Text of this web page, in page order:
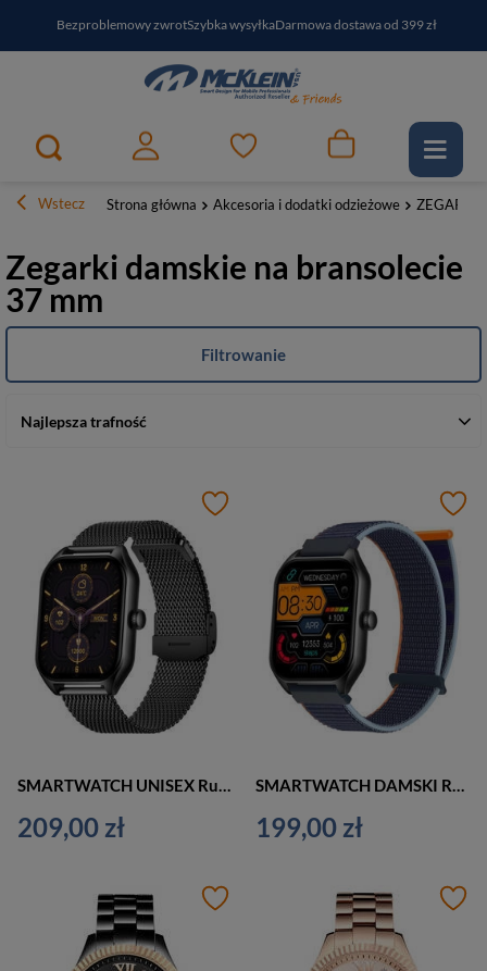
Bezproblemowy zwrotSzybka wysyłkaDarmowa dostawa od 399 zł
PayPo - kup i zapłać za30 dniZapisz się do newslettera i odbierz RABAT
Wstecz Strona główna Akcesoria i dodatki odzieżowe ZEGARKI
Zegarki damskie na bransolecie
37 mm
Najlepsza trafność
Filtrowanie
SMARTWATCH UNISEX Rubicon RNCF03 - ROZMOWY BLUETOOTH, ALWAYS ON DISPLAY (sr049g)
209,00 zł
SMARTWATCH DAMSKI Rubicon RNCF03 - ROZMOWY BLUETOOTH, ALWAYS ON DISPLAY (sr049a)
199,00 zł